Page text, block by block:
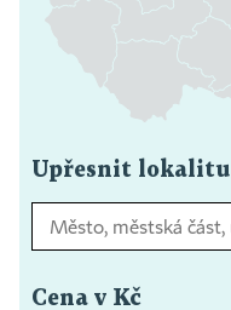
Upřesnit lokalitu
Cena v Kč